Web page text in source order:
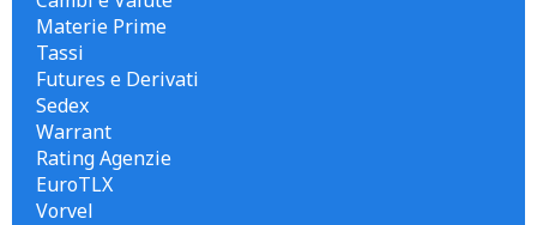
Materie Prime
Tassi
Futures e Derivati
Sedex
Warrant
Rating Agenzie
EuroTLX
Vorvel